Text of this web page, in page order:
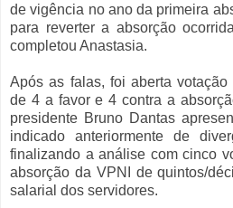
de vigência no ano da primeira
para reverter a absorção
completou Anastasia.
Após as falas, foi aberta
de 4 a favor e 4 contra a
presidente Bruno Dantas
indicado anteriormente de
finalizando a análise com cinco
absorção da VPNI de quintos/
salarial dos servidores.